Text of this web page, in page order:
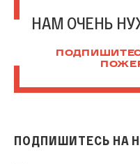
НАМ ОЧЕНЬ
ПОДПИШИТЕСЬ НА